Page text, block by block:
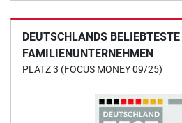
DEUTSCHLANDS BELIEBTESTE
FAMILIENUNTERNEHMEN
PLATZ 3 (FOCUS MONEY 09/25)